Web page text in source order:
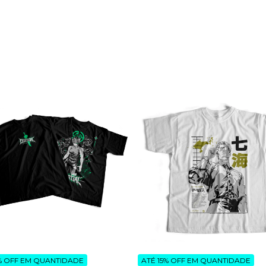
OFF EM QUANTIDADE ATÉ 15% OFF EM QUANTIDADE